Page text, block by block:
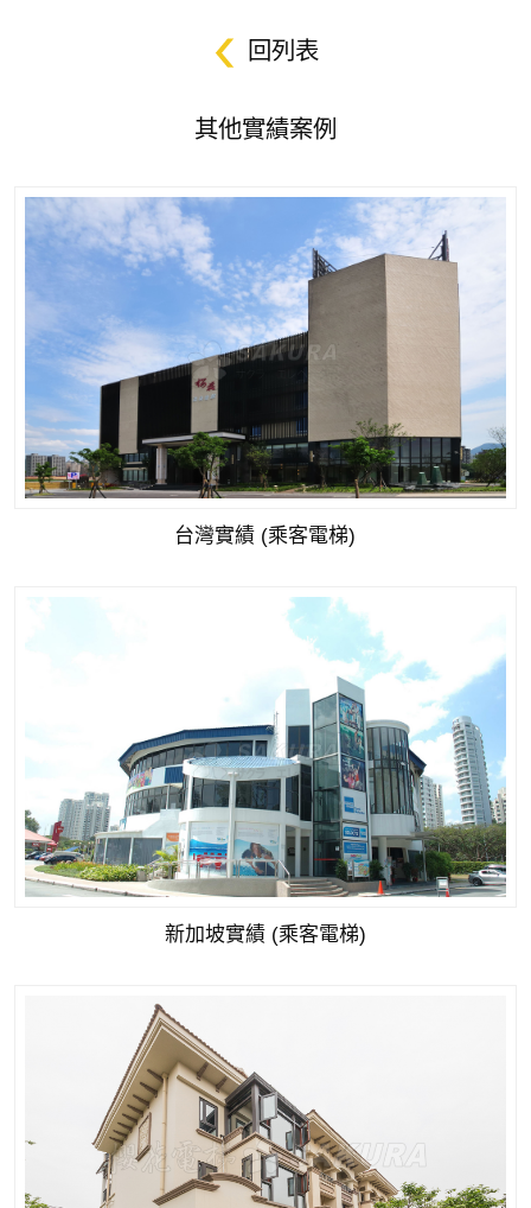
回列表
其他實績案例
台灣實績 (乘客電梯)
新加坡實績 (乘客電梯)